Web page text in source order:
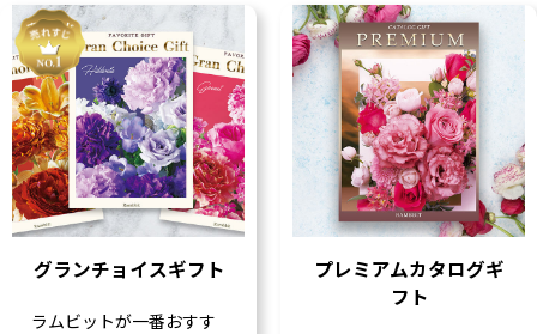
グランチョイスギフト
ラムビットが一番おすす
プレミアムカタログギ
フト